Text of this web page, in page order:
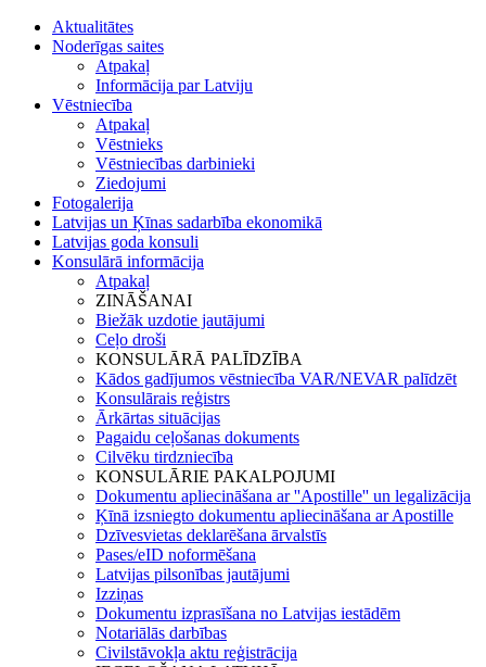
Aktualitātes
Noderīgas saites
Atpakaļ
Informācija par Latviju
Vēstniecība
Atpakaļ
Vēstnieks
Vēstniecības darbinieki
Ziedojumi
Fotogalerija
Latvijas un Ķīnas sadarbība ekonomikā
Latvijas goda konsuli
Konsulārā informācija
Atpakaļ
ZINĀŠANAI
Biežāk uzdotie jautājumi
Ceļo droši
KONSULĀRĀ PALĪDZĪBA
Kādos gadījumos vēstniecība VAR/NEVAR palīdzēt
Konsulārais reģistrs
Ārkārtas situācijas
Pagaidu ceļošanas dokuments
Cilvēku tirdzniecība
KONSULĀRIE PAKALPOJUMI
Dokumentu apliecināšana ar ''Apostille'' un legalizācija
Ķīnā izsniegto dokumentu apliecināšana ar Apostille
Dzīvesvietas deklarēšana ārvalstīs
Pases/eID noformēšana
Latvijas pilsonības jautājumi
Izziņas
Dokumentu izprasīšana no Latvijas iestādēm
Notariālās darbības
Civilstāvokļa aktu reģistrācija